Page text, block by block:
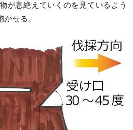
が息絶えていくのを見ているよう
せる。